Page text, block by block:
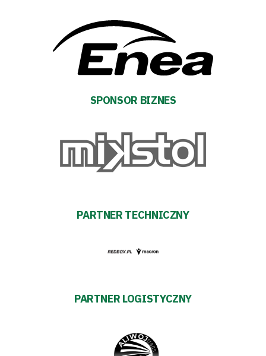
SPONSOR BIZNES
PARTNER TECHNICZNY
PARTNER LOGISTYCZNY